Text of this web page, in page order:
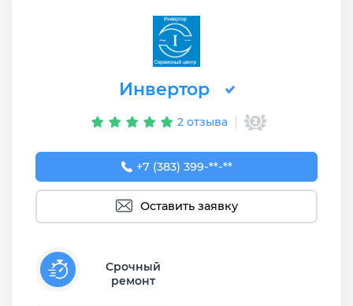
Инвертор
2 отзыва
+7 (383) 399-02-45
+7 (383) 399-**-**
Оставить заявку
Срочный
ремонт